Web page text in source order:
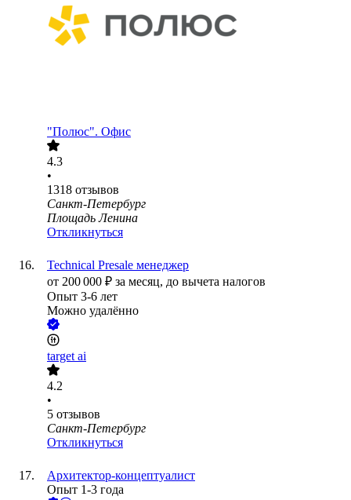
"Полюс". Офис
4.3
•
1318 отзывов
Санкт-Петербург
Площадь Ленина
Откликнуться
Technical Presale менеджер
от 200 000 ₽ за месяц, до вычета налогов
Опыт 3-6 лет
Можно удалённо
target ai
4.2
•
5 отзывов
Санкт-Петербург
Откликнуться
Архитектор-концептуалист
Опыт 1-3 года